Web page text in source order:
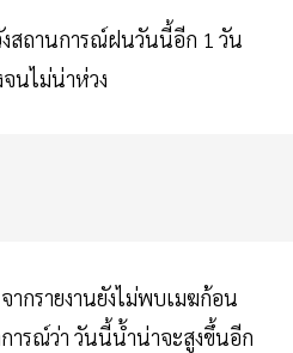
สถานการณ์ฝนวันนี้อีก 1 วัน
นไม่น่าห่วง
กรายงานยังไม่พบเมฆก้อน
รณ์ว่า วันนี้น้ำน่าจะสูงขึ้นอีก